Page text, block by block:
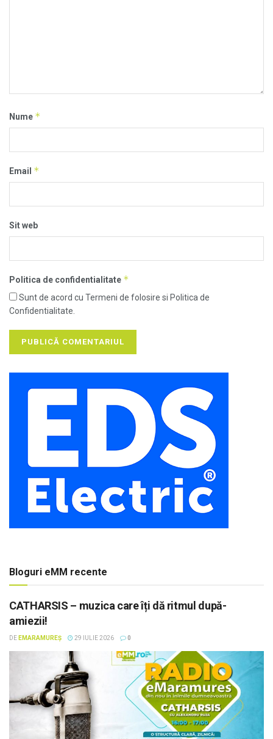
Nume *
Email *
Sit web
Politica de confidentialitate *
Sunt de acord cu Termeni de folosire si Politica de
Confidentialitate.
Bloguri eMM recente
CATHARSIS – muzica care îți dă ritmul după-
amiezii!
DE EMARAMUREȘ 29 IULIE 2026 0